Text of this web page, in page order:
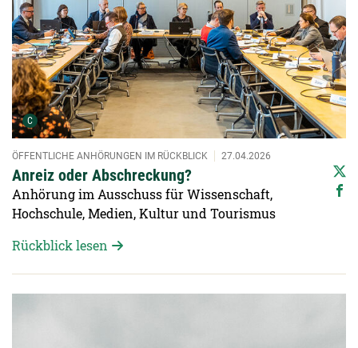
C Urheber der Grafik:
Anreiz oder Abschreckung?
ÖFFENTLICHE ANHÖRUNGEN IM RÜCKBLICK 27.04.2026
Anhörung im Ausschuss für Wissenschaft,
Hochschule, Medien, Kultur und Tourismus
Rückblick lesen